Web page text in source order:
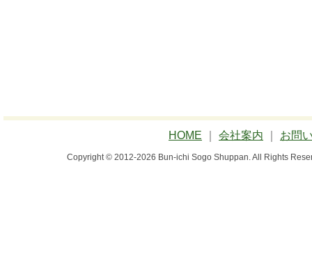
HOME 会社案内 お問
Copyright © 2012-2026 Bun-ichi Sogo Shuppan. All Rights